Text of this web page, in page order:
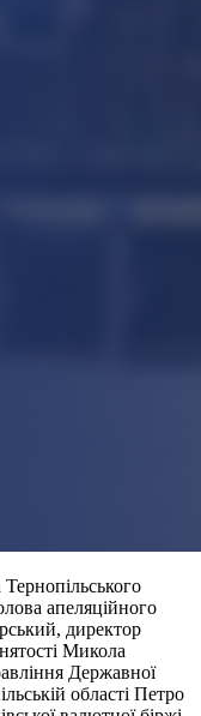
Тернопільського
апеляційного
директор
Микола
Державної
області Петро